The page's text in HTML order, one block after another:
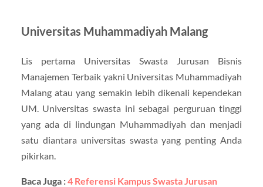
Universitas Muhammadiyah Malang
Lis pertama Universitas Swasta Jurusan Bisnis
Manajemen Terbaik yakni Universitas Muhammadiyah
Malang atau yang semakin lebih dikenali kependekan
UM. Universitas swasta ini sebagai perguruan tinggi
yang ada di lindungan Muhammadiyah dan menjadi
satu diantara universitas swasta yang penting Anda
pikirkan.
Baca Juga :4 Referensi Kampus Swasta Jurusan